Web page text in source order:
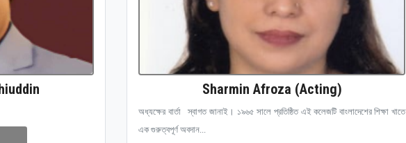
Sharmin Afroza (Acting)
অধ্যক্ষের বার্তা স্বাগত জানাই। ১৯৬৫ সালে প্রতিষ্ঠিত এই কলেজটি বাংলাদেশের শিক্ষা খাতে
এক গুরুত্বপূর্ণ অবদান...